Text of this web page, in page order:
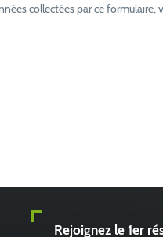
collectées par ce formulaire,
Rejoignez le 1er